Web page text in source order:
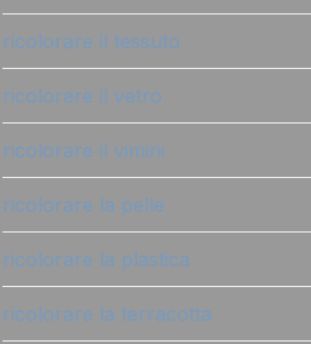
ricolorare il tessuto
ricolorare il vetro
ricolorare il vimini
ricolorare la pelle
ricolorare la plastica
ricolorare la terracotta